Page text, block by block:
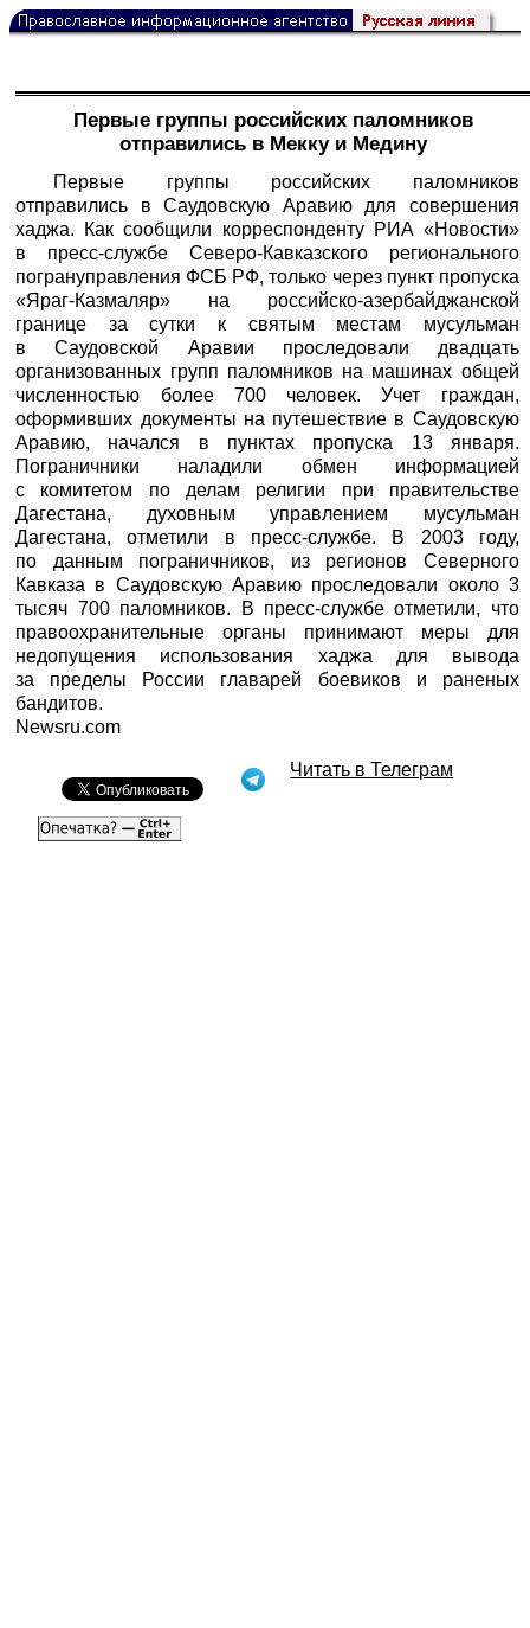
Первые группы российских паломников
отправились в Мекку и Медину
Первые группы российских паломников
отправились в Саудовскую Аравию для совершения
хаджа. Как сообщили корреспонденту РИА «Новости»
в пресс-службе Северо-Кавказского регионального
погрануправления ФСБ РФ, только через пункт пропуска
«Яраг-Казмаляр» на российско-азербайджанской
границе за сутки к святым местам мусульман
в Саудовской Аравии проследовали двадцать
организованных групп паломников на машинах общей
численностью более 700 человек. Учет граждан,
оформивших документы на путешествие в Саудовскую
Аравию, начался в пунктах пропуска 13 января.
Пограничники наладили обмен информацией
с комитетом по делам религии при правительстве
Дагестана, духовным управлением мусульман
Дагестана, отметили в пресс-службе. В 2003 году,
по данным пограничников, из регионов Северного
Кавказа в Саудовскую Аравию проследовали около 3
тысяч 700 паломников. В пресс-службе отметили, что
правоохранительные органы принимают меры для
недопущения использования хаджа для вывода
за пределы России главарей боевиков и раненых
бандитов.
Newsru.com
Читать в Телеграм